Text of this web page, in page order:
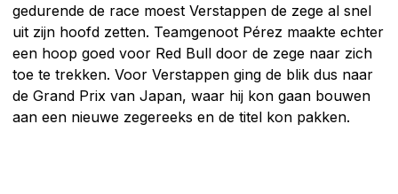
gedurende de race moest Verstappen de zege al snel
uit zijn hoofd zetten. Teamgenoot Pérez maakte echter
een hoop goed voor Red Bull door de zege naar zich
toe te trekken. Voor Verstappen ging de blik dus naar
de Grand Prix van Japan, waar hij kon gaan bouwen
aan een nieuwe zegereeks en de titel kon pakken.